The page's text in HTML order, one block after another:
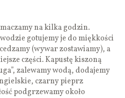
na kilka godzin.
gotujemy je do miękkości
(wywar zostawiamy), a
części. Kapustę kiszoną
zalewamy wodą, dodajemy
czarny pieprz
podgrzewamy około